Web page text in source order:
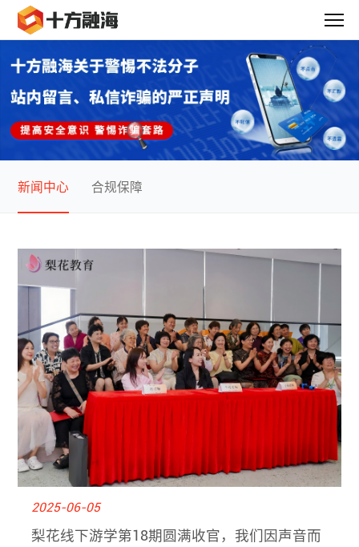
新闻中心 合规保障
新闻中心
2025-06-05
梨花线下游学第18期圆满收官，我们因声音而